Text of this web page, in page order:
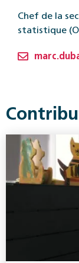
Chef de la
statistique